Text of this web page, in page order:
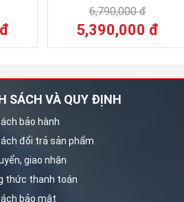
6,790,000 đ
5,390,000 đ
SÁCH VÀ QUY ĐỊNH
bảo hành
đổi trả sản phẩm
giao nhận
thức thanh toán
bảo mật